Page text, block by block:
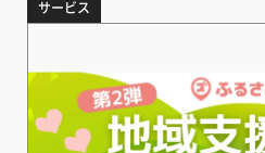
サービス